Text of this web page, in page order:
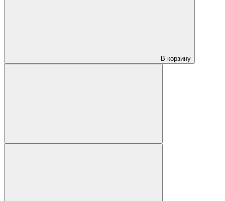
В корзину